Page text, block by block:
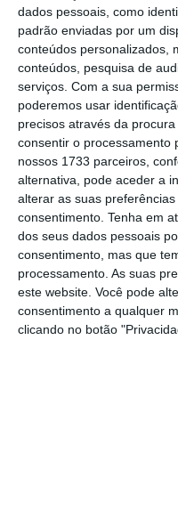
dados pessoais, como
padrão enviadas por um
conteúdos personalizados,
conteúdos, pesquisa de
serviços. Com a sua
poderemos usar
precisos através da
consentir o processamento
nossos 1733 parceiros,
alternativa, pode aceder a
alterar as suas
consentimento. Tenha em
dos seus dados pessoais
consentimento, mas que
processamento. As suas
este website. Você pode
consentimento a qualquer
clicando no botão
14 minutos depois,
sido ativado.
“Nesse momento
(estação móvel)
de ajudar a minorar
resultaram em
Geral do Ministério
(SGMAI),
para que a EM se
serviço é de quatro
que cita a análise
incêndio da ANPC,
até às 22:30 do dia